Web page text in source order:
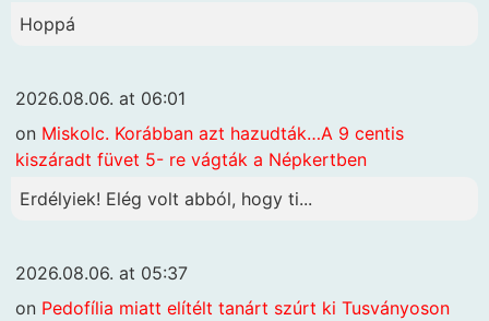
Hoppá
2026.08.06. at 06:01
on Miskolc. Korábban azt hazudták…A 9 centis
kiszáradt füvet 5- re vágták a Népkertben
Erdélyiek! Elég volt abból, hogy ti...
2026.08.06. at 05:37
on Pedofília miatt elítélt tanárt szúrt ki Tusványoson